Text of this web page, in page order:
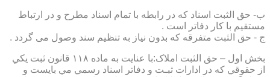
ب- حق الثبت اسناد كه در رابطه با تمام اسناد مطرح و در ارتباط
مستقيم با كار دفاتر است .
ج - حق الثبت متفرقه كه بدون نياز به تنظیم سند وصول می گردد .
بخش اول – حق الثبت املاک:با عنايت به ماده ۱۱۸ قانون ثبت يكي
از حقوقي كه در ادارات ثبـت و دفاتر اسناد رسمي مي بايست و